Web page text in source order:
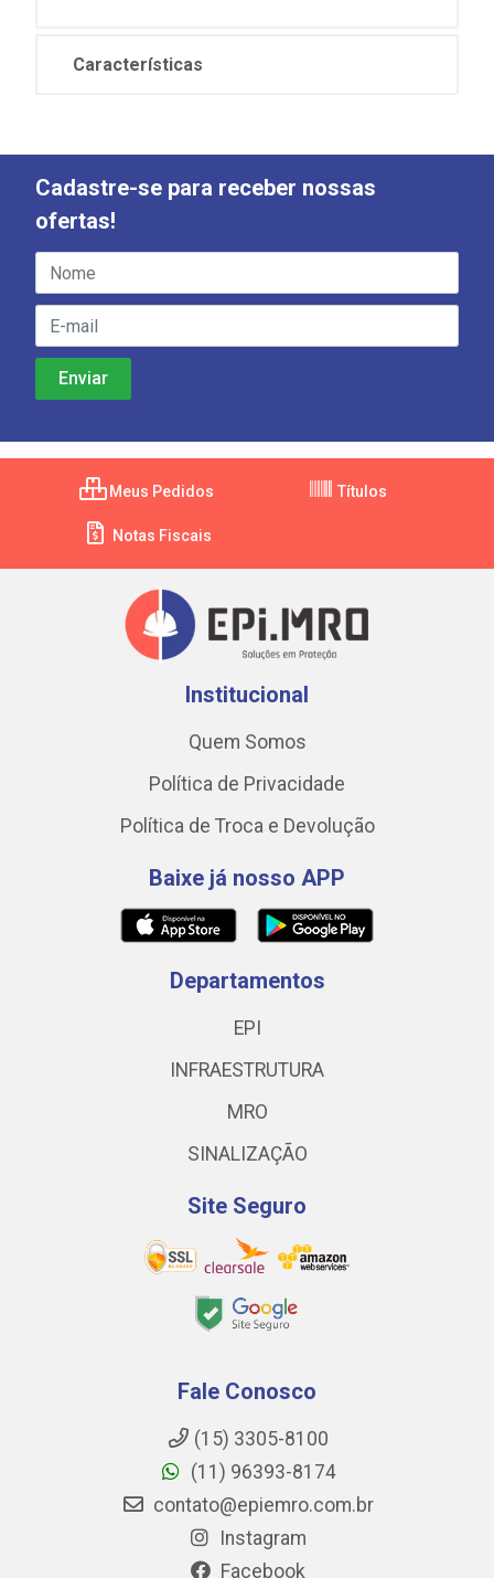
Características
Cadastre-se para receber nossas
ofertas!
Meus Pedidos Títulos
Notas Fiscais
Institucional
Quem Somos
Política de Privacidade
Política de Troca e Devolução
Baixe já nosso APP
Departamentos
EPI
INFRAESTRUTURA
MRO
SINALIZAÇÃO
Site Seguro
Fale Conosco
(15) 3305-8100
(11) 96393-8174
contato@epiemro.com.br
Instagram
Facebook